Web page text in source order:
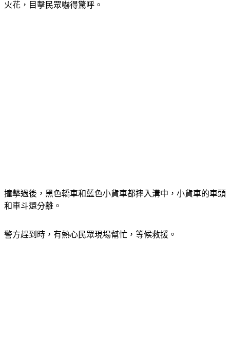
火花，目擊民眾嚇得驚呼。
撞擊過後，黑色轎車和藍色小貨車都摔入溝中，小貨車的車頭
和車斗還分離。
警方趕到時，有熱心民眾現場幫忙，等候救援。